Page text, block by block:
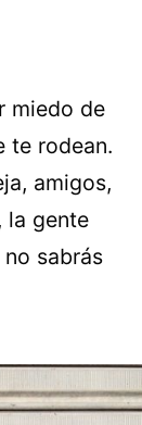
miedo de
te rodean.
amigos,
la gente
sabrás